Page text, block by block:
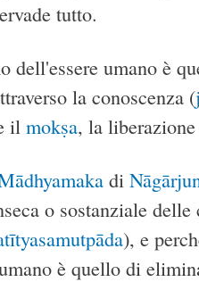
tutto.
dell'essere umano è
la conoscenza (
il mokṣa, la
di
o sostanziale
), e
è quello di